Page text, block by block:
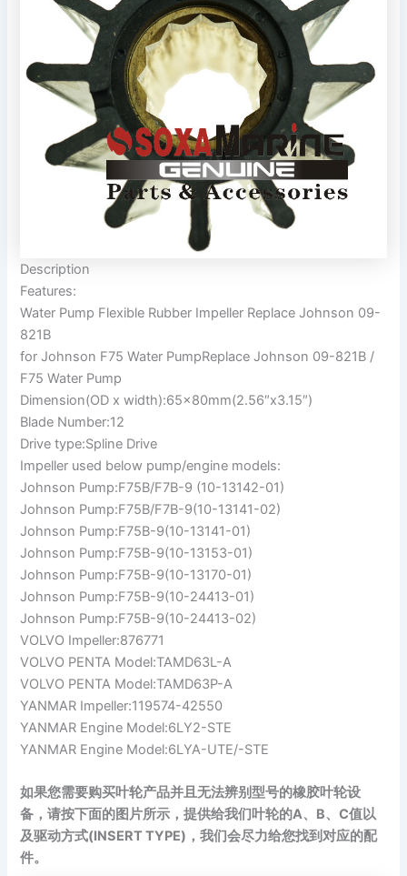
Description
Features:
Water Pump Flexible Rubber Impeller Replace Johnson 09-
821B
for Johnson F75 Water PumpReplace Johnson 09-821B /
F75 Water Pump
Dimension(OD x width):65x80mm(2.56″x3.15″)
Blade Number:12
Drive type:Spline Drive
Impeller used below pump/engine models:
Johnson Pump:F75B/F7B-9 (10-13142-01)
Johnson Pump:F75B/F7B-9(10-13141-02)
Johnson Pump:F75B-9(10-13141-01)
Johnson Pump:F75B-9(10-13153-01)
Johnson Pump:F75B-9(10-13170-01)
Johnson Pump:F75B-9(10-24413-01)
Johnson Pump:F75B-9(10-24413-02)
VOLVO Impeller:876771
VOLVO PENTA Model:TAMD63L-A
VOLVO PENTA Model:TAMD63P-A
YANMAR Impeller:119574-42550
YANMAR Engine Model:6LY2-STE
YANMAR Engine Model:6LYA-UTE/-STE
如果您需要购买叶轮产品并且无法辨别型号的橡胶叶轮设
备，请按下面的图片所示，提供给我们叶轮的A、B、C值以
及驱动方式(INSERT TYPE)，我们会尽力给您找到对应的配
件。